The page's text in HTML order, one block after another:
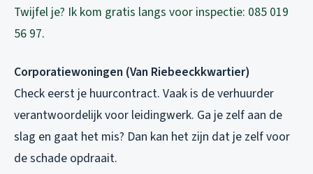
Twijfel je? Ik kom gratis langs voor inspectie: 085 019
56 97.
Corporatiewoningen (Van Riebeeckkwartier)
Check eerst je huurcontract. Vaak is de verhuurder
verantwoordelijk voor leidingwerk. Ga je zelf aan de
slag en gaat het mis? Dan kan het zijn dat je zelf voor
de schade opdraait.